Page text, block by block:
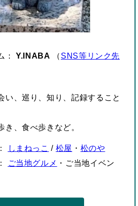
：Y.INABA（SNS等リンク先
い、巡り、知り、記録すること
しまねっこ / 松屋・松のや
プロフィール詳細